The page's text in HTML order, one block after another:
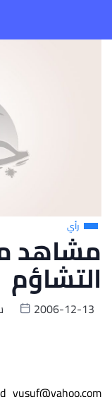
رأي
مشاهد
التشاؤم
2006-12-13